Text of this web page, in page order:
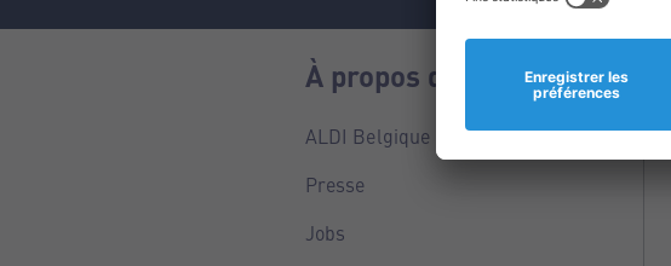
À propos de nous
ALDI Belgique
Presse
Jobs